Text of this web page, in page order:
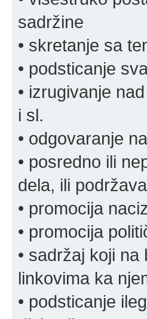
sadržine
• skretanje sa
• podsticanje
• izrugivanje
i sl.
• odgovaranje
• posredno ili
dela, ili
• promocija
• promocija
• sadržaj koji
linkovima ka
• podsticanje